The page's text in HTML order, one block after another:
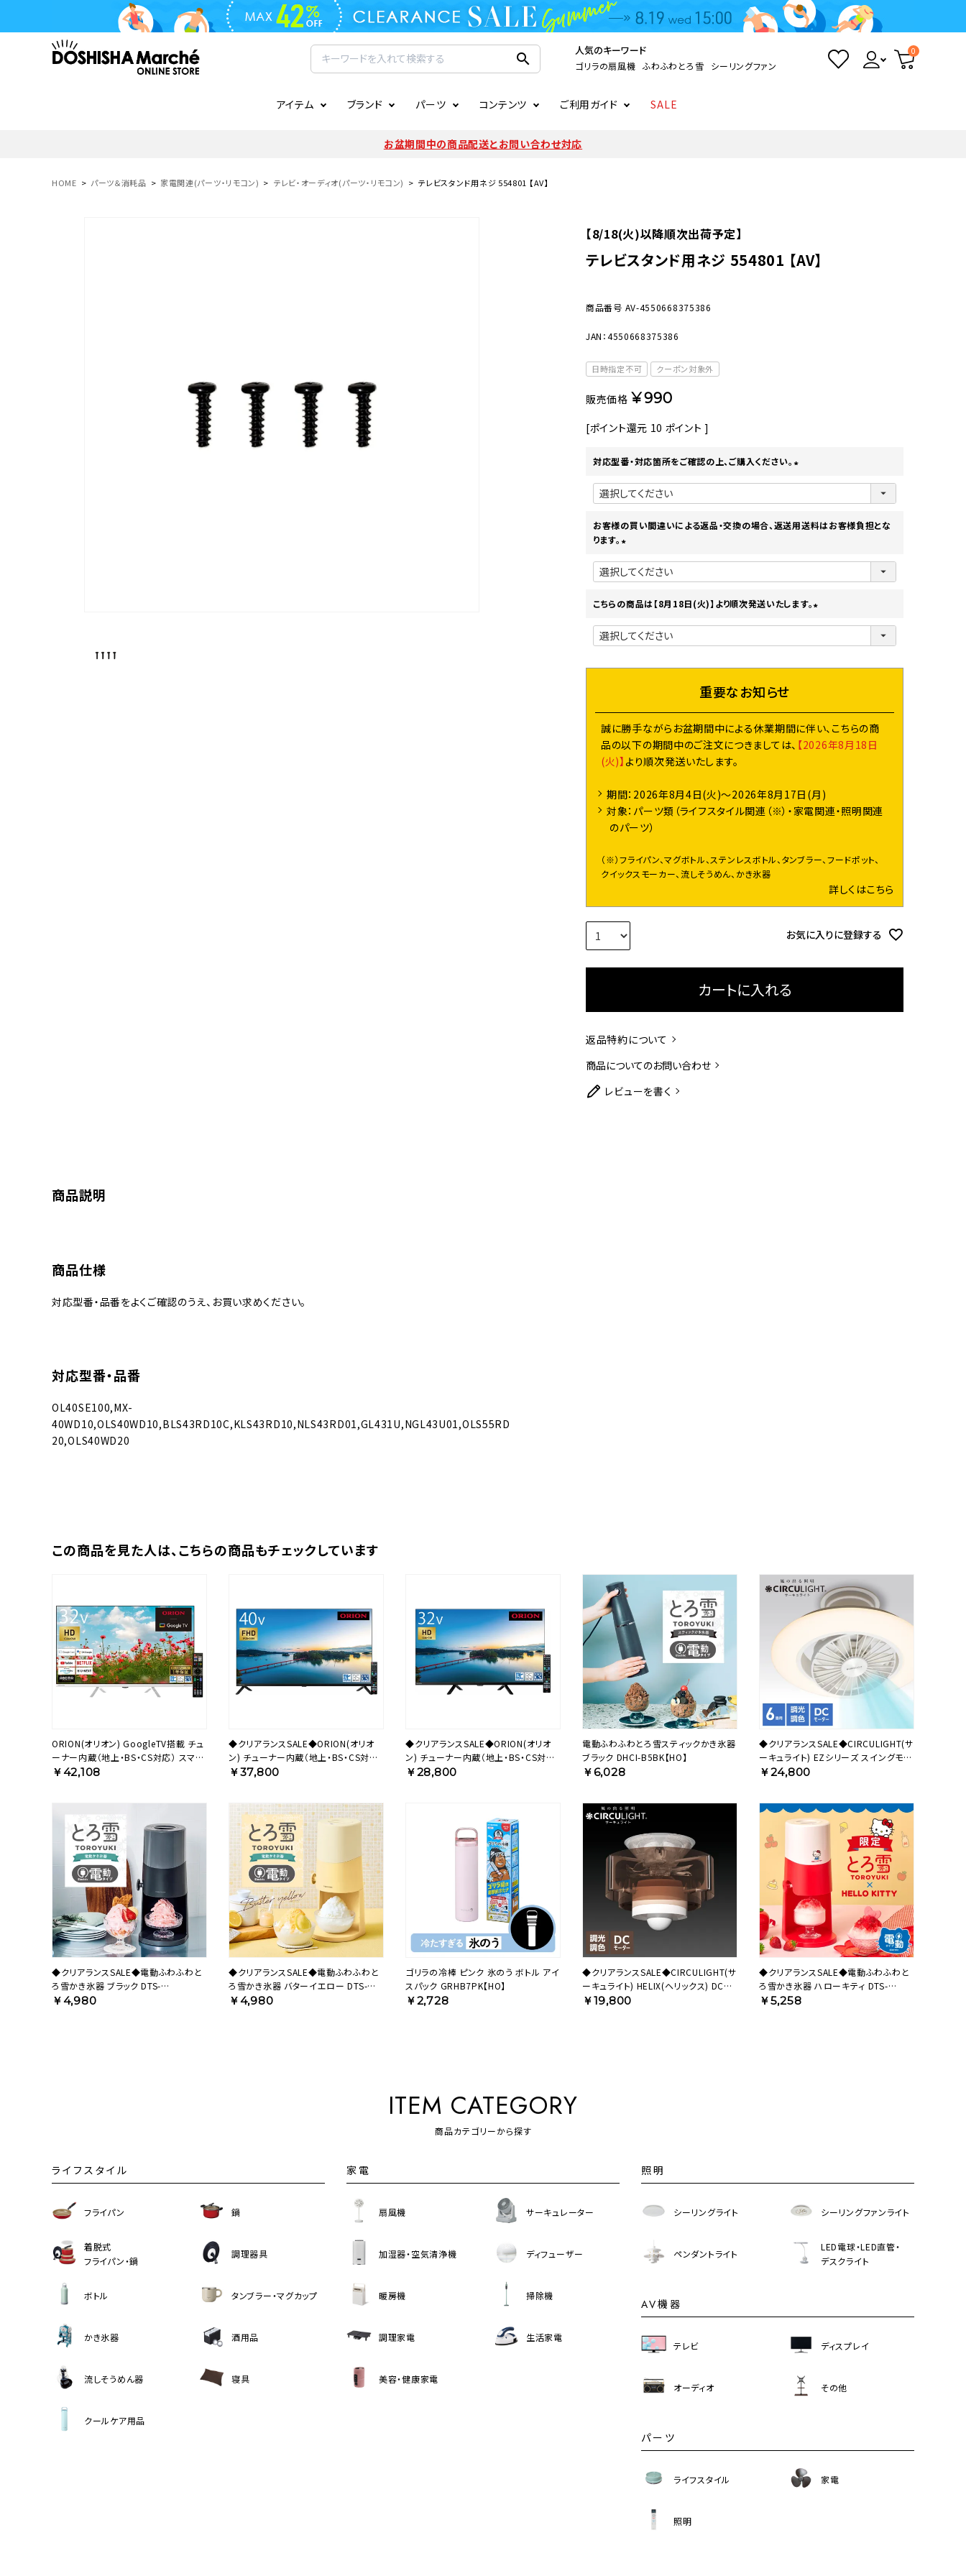
search 人気のキーワード
ゴリラの扇風機 ふわふわとろ雪 シーリングファン
0
アイテム
AV機器
オーディオ
ブランド
CIRCULIGHT
オンドゾーン CORELLE LuminousLED
パーツ
照明関連
コンテンツ ご利用ガイド
送料とお支払いについて 注文確認メールの未着について
領収書について ご注文後のキャンセルについて 会員登録について
SALE
お盆期間中の商品配送とお問い合わせ対応
HOME パーツ＆消耗品 家電関連(パーツ・リモコン) テレビ・オーディオ(パーツ・リモコン) テレビスタンド用ネジ 554801 【AV】
【8/18(火)以降順次出荷予定】
テレビスタンド用ネジ 554801 【AV】
商品番号 AV-4550668375386
JAN：4550668375386
日時指定不可 クーポン対象外
販売価格 ¥990
[ポイント還元 10 ポイント ]
対応型番・対応箇所をご確認の上、ご購入ください。
(
)
お客様の買い間違いによる返品・交換の場合、返送用送料はお客様負担とな
ります。
(
必
)
こちらの商品は【8月18日(火)】より順次発送いたします。
(
)
重要なお知らせ
誠に勝手ながらお盆期間中による休業期間に伴い、こちらの商
品の以下の期間中のご注文につきましては、 【2026年8月18日
(火)】 より順次発送いたします。
期間：2026年8月4日(火)～2026年8月17日(月)
対象：パーツ類（ライフスタイル関連（※）・家電関連・照明関連
のパーツ）
（※）フライパン、マグボトル、ステンレスボトル、タンブラー、フードポット、
クイックスモーカー、流しそうめん、かき氷器
詳しくはこちら
お気に入りに登録する
カートに入れる
返品特約について
商品についてのお問い合わせ
レビューを書く
商品説明
商品仕様
対応型番・品番をよくご確認のうえ、お買い求めください。
対応型番・品番
OL40SE100,MX-
40WD10,OLS40WD10,BLS43RD10C,KLS43RD10,NLS43RD01,GL431U,NGL43U01,OLS55RD
20,OLS40WD20
この商品を⾒た⼈は、こちらの商品もチェックしています
ORION(オリオン) GoogleTV搭載 チュ
ーナー内蔵（地上・BS・CS対応） スマー
トテレビ ホワイト 32v型 ハイビジョン
￥42,108
◆クリアランスSALE◆ORION(オリオ
ン) チューナー内蔵（地上・BS・CS対応）
液晶テレビ 40v型 フルハイビジョン
￥37,800
◆クリアランスSALE◆ORION(オリオ
ン) チューナー内蔵（地上・BS・CS対応）
液晶テレビ 32v型 ハイビジョン
￥28,800
電動ふわふわとろ雪スティックかき氷器
ブラック DHCI-B5BK【HO】
￥6,028
◆クリアランスSALE◆CIRCULIGHT(サ
ーキュライト) EZシリーズ スイングモデ
ル 6畳タイプ DCC-SW06EC【SH】
￥24,800
◆クリアランスSALE◆電動ふわふわと
ろ雪かき氷器 ブラック DTS-
B5BK【HO】
￥4,980
◆クリアランスSALE◆電動ふわふわと
ろ雪かき氷器 バターイエロー DTS-
B5MYL【HO】
￥4,980
ゴリラの冷棒 ピンク 氷のう ボトル アイ
スパック GRHB7PK【HO】
￥2,728
◆クリアランスSALE◆CIRCULIGHT(サ
ーキュライト) HELIX(ヘリックス) DCC-
B25LE 【SH】
￥19,800
◆クリアランスSALE◆電動ふわふわと
ろ雪かき氷器 ハローキティ DTS-
B5KT【HO】
￥5,258
ITEM CATEGORY
商品カテゴリーから探す
ライフスタイル
フライパン 鍋
着脱式
フライパン・鍋
調理器具
ボトル タンブラー・マグカップ
かき氷器 酒用品
流しそうめん器 寝具
クールケア用品
家電
扇風機 サーキュレーター
加湿器・空気清浄機 ディフューザー
暖房機 掃除機
調理家電 生活家電
美容・健康家電
照明
シーリングライト シーリングファンライト
ペンダントライト
LED電球・LED直管・
デスクライト
AV機器
テレビ ディスプレイ
オーディオ その他
パーツ
ライフスタイル 家電
照明